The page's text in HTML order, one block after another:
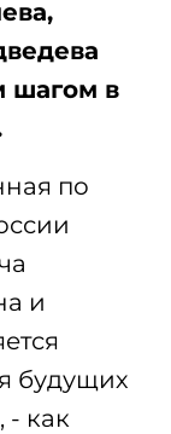
шагом в
по
и
будущих
- как